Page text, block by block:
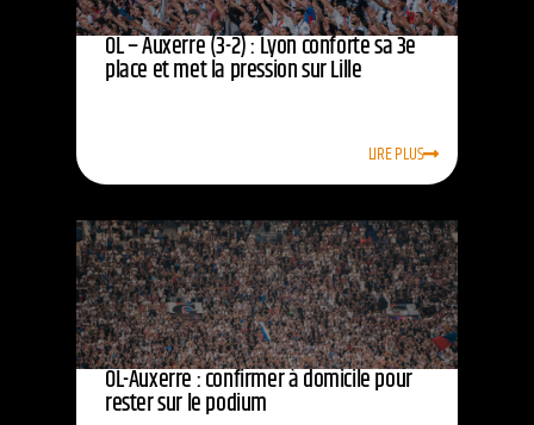
OL – Auxerre (3-2) : Lyon conforte sa 3e
place et met la pression sur Lille
LIRE PLUS
OL-Auxerre : confirmer à domicile pour
rester sur le podium